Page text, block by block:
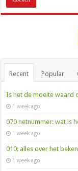
Recent Popular
Is het de moeite waard
1 week ago
070 netnummer: wat is
1 week ago
010: alles over het
1 week ago